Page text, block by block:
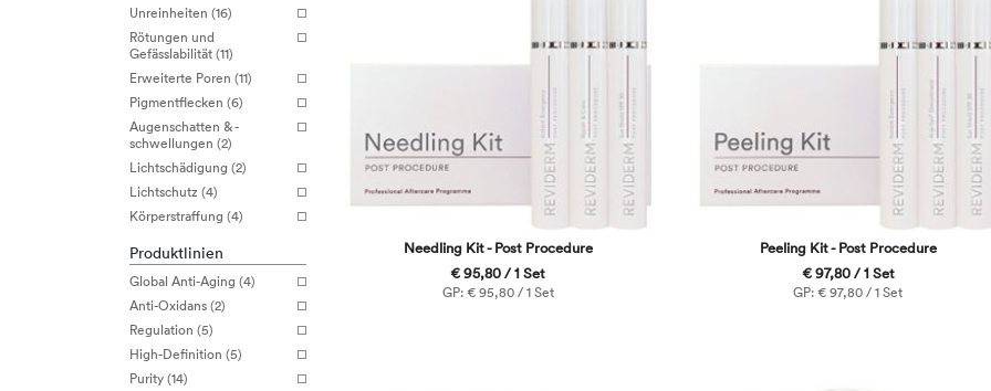
Unreinheiten (16)
Rötungen und
Gefässlabilität (11)
Erweiterte Poren (11)
Pigmentflecken (6)
Augenschatten & -
schwellungen (2)
Lichtschädigung (2)
Lichtschutz (4)
Körperstraffung (4)
Produktlinien
Global Anti-Aging (4)
Anti-Oxidans (2)
Regulation (5)
High-Definition (5)
Purity (14)
Needling Kit - Post Procedure
€ 95,80 / 1 Set
GP: € 95,80 / 1 Set
Peeling Kit - Post Procedure
€ 97,80 / 1 Set
GP: € 97,80 / 1 Set